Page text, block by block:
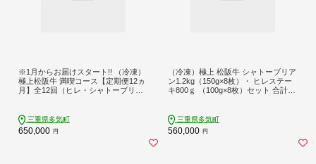
※1月からお届けスタート!! （冷凍）
極上松阪牛 満喫コース【定期便12ヵ
月】全12回（ヒレ・シャトーブリア
グ・松阪牛 松坂牛 高級肉 霜降り肉
ブランド牛 国産牛 贈り物 ギフト 人
気ふるさと納税 和牛 ふるさと納税お
三重県多気町
650,000 円
（冷凍）極上 松阪牛 シャトーブリア
ン1.2kg（150g×8枚）・ ヒレステー
キ800ｇ （100g×8枚）セット 合計2k
降り 冷凍 人気 ヒレ ヒレ肉 フィレ フ
ィレ肉 ステーキ UOD-30-02
三重県多気町
560,000 円